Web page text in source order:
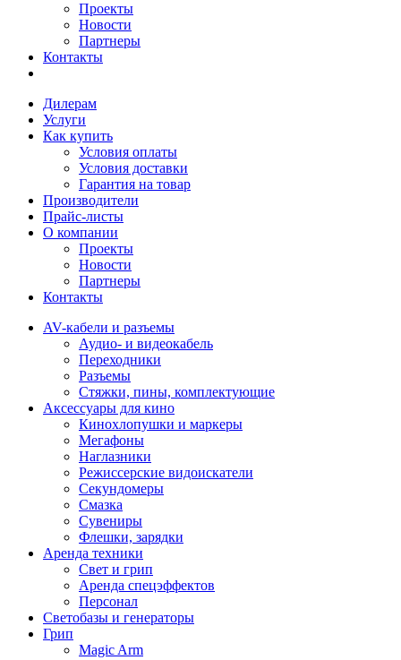
Проекты
Новости
Партнеры
Контакты
Дилерам
Услуги
Как купить
Условия оплаты
Условия доставки
Гарантия на товар
Производители
Прайс-листы
О компании
Проекты
Новости
Партнеры
Контакты
AV-кабели и разъемы
Аудио- и видеокабель
Переходники
Разъемы
Стяжки, пины, комплектующие
Аксессуары для кино
Кинохлопушки и маркеры
Мегафоны
Наглазники
Режиссерские видоискатели
Секундомеры
Смазка
Сувениры
Флешки, зарядки
Аренда техники
Свет и грип
Аренда спецэффектов
Персонал
Светобазы и генераторы
Грип
Magic Arm